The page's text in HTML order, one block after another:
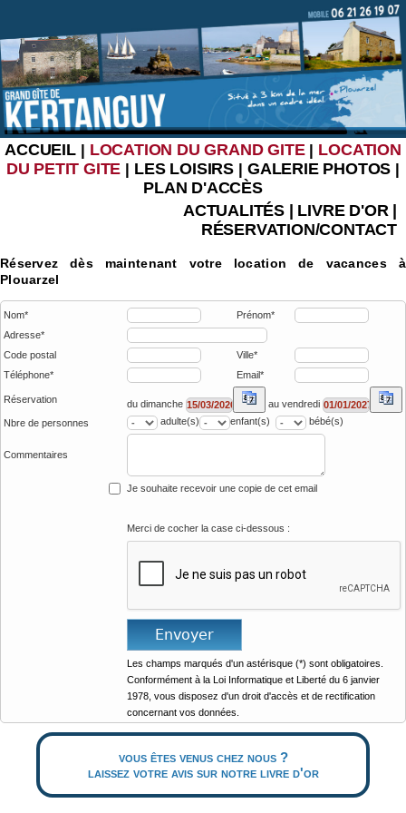
ACCUEIL| LOCATION DU GRAND GITE| LOCATION
DU PETIT GITE | LES LOISIRS | GALERIE PHOTOS |
PLAN D'ACCÈS
ACTUALITÉS| LIVRE D'OR|
RÉSERVATION/CONTACT
Réservez dès maintenant votre location de vacances à
Plouarzel
Nom*
Prénom*
Adresse*
Code postal
Ville*
Téléphone*
Email*
Réservation du dimanche
au vendredi
Nbre de personnes
adulte(s) enfant(s) bébé(s)
Commentaires
Je souhaite recevoir une copie de cet email
Merci de cocher la case ci-dessous :
Les champs marqués d'un astérisque (*) sont obligatoires.
Conformément à la Loi Informatique et Liberté du 6 janvier
1978, vous disposez d'un droit d'accès et de rectification
concernant vos données.
vous êtes venus chez nous ?
laissez votre avis sur notre livre d'or